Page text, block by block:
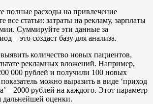
полные расходы на привлечение
все статьи: затраты на рекламу, зарплаты
Суммируйте эти данные за
– это создаст базу для анализа.
количество новых пациентов,
рекламных вложений. Например,
000 рублей и получили 100 новых
можно выразить в виде ‘приход
– 2000 рублей на каждого. Этот параметр
дальнейшей оценки.